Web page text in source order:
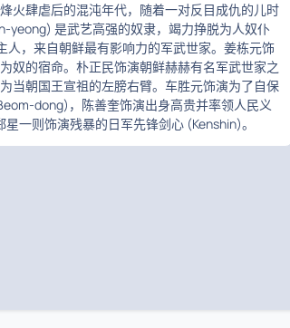
火肆虐后的混沌年代，随着一对反目成仇的儿时
yeong) 是武艺高强的奴隶，竭力挣脱为人奴仆
，来自朝鲜最有影响力的军武世家。姜栋元饰
奴的宿命。朴正民饰演朝鲜赫赫有名军武世家之
当朝国王宣祖的左膀右臂。车胜元饰演为了自保
dong)，陈善奎饰演出身高贵并率领人民义
一则饰演残暴的日军先锋剑心 (Kenshin)。